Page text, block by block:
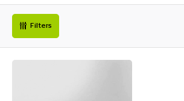
Filters